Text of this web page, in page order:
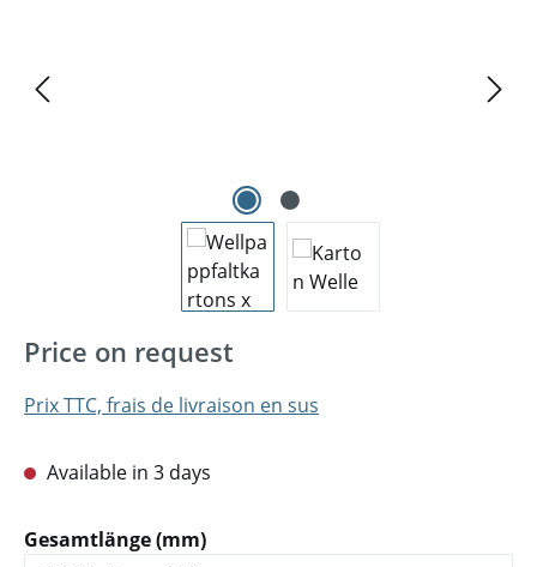
Price on request
Prix TTC, frais de livraison en sus
Available in 3 days
Sélectionnez
Gesamtlänge (mm)